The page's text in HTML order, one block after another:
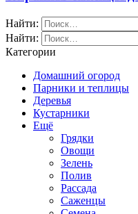
Найти:
Найти:
Категории
Домашний огород
Парники и теплицы
Деревья
Кустарники
Ещё
Грядки
Овощи
Зелень
Полив
Рассада
Саженцы